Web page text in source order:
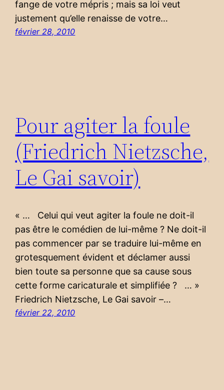
fange de votre mépris ; mais sa loi veut
justement qu’elle renaisse de votre…
février 28, 2010
Pour agiter la foule
(Friedrich Nietzsche,
Le Gai savoir)
« … Celui qui veut agiter la foule ne doit-il
pas être le comédien de lui-même ? Ne doit-il
pas commencer par se traduire lui-même en
grotesquement évident et déclamer aussi
bien toute sa personne que sa cause sous
cette forme caricaturale et simplifiée ? … »
Friedrich Nietzsche, Le Gai savoir –…
février 22, 2010